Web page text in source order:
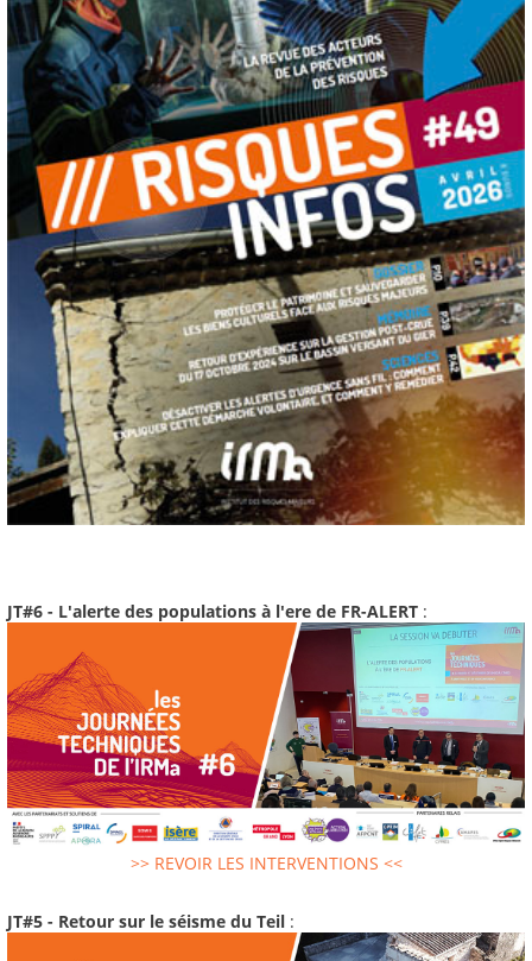
JT#6 - L'alerte des populations à l'ere de FR-ALERT :
>> REVOIR LES INTERVENTIONS <<
JT#5 - Retour sur le séisme du Teil :